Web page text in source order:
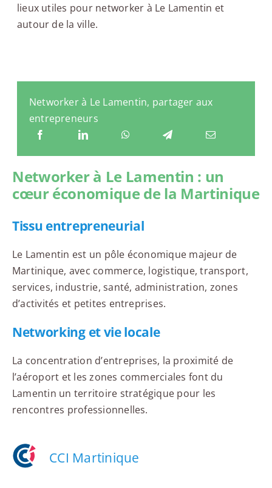
lieux utiles pour networker à Le Lamentin et
autour de la ville.
Networker à Le Lamentin, partager aux
entrepreneurs
Networker à Le Lamentin : un
cœur économique de la Martinique
Tissu entrepreneurial
Le Lamentin est un pôle économique majeur de
Martinique, avec commerce, logistique, transport,
services, industrie, santé, administration, zones
d’activités et petites entreprises.
Networking et vie locale
La concentration d’entreprises, la proximité de
l’aéroport et les zones commerciales font du
Lamentin un territoire stratégique pour les
rencontres professionnelles.
CCI Martinique